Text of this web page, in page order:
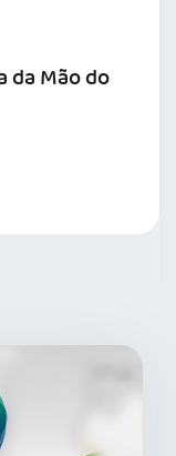
da Mão do
SAIBA MAIS